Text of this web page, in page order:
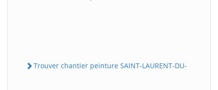
Trouver chantier peinture SAINT-LAURENT-DU-